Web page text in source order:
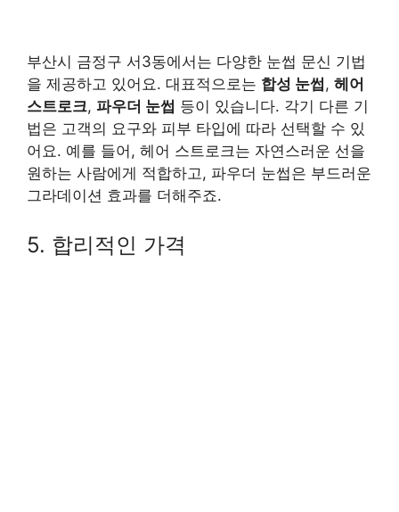
부산시 금정구 서3동에서는 다양한 눈썹 문신 기법
을 제공하고 있어요. 대표적으로는 합성 눈썹, 헤어
스트로크, 파우더 눈썹 등이 있습니다. 각기 다른 기
법은 고객의 요구와 피부 타입에 따라 선택할 수 있
어요. 예를 들어, 헤어 스트로크는 자연스러운 선을
원하는 사람에게 적합하고, 파우더 눈썹은 부드러운
그라데이션 효과를 더해주죠.
5. 합리적인 가격